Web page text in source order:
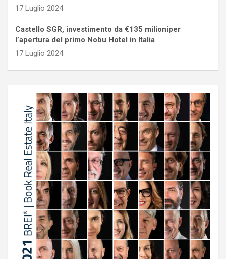
17 Luglio 2024
Castello SGR, investimento da €135 milioniper
l’apertura del primo Nobu Hotel in Italia
17 Luglio 2024